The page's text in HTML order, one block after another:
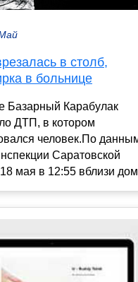
в столб,
в больнице
Базарный Карабулак
ДТП, в котором
человек.По
Саратовской
мая в 12:55 вблизи